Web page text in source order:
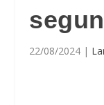
22/08/2024 |